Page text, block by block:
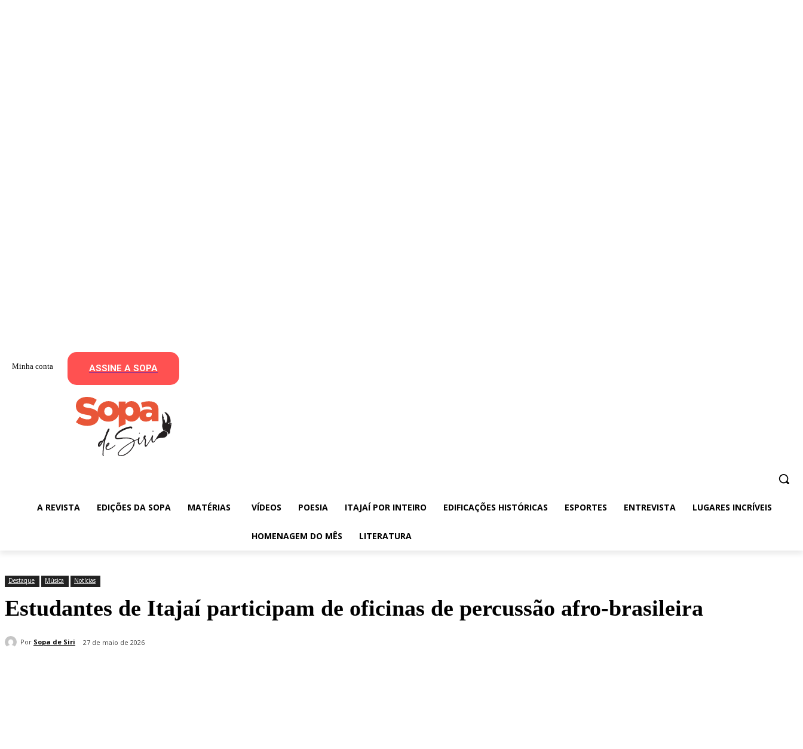
Minha conta ASSINE A SOPA
A REVISTA EDIÇÕES DA SOPA MATÉRIAS VÍDEOS POESIA ITAJAÍ POR INTEIRO EDIFICAÇÕES HISTÓRICAS ESPORTES ENTREVISTA LUGARES INCRÍVEIS
HOMENAGEM DO MÊS LITERATURA
Destaque Música Notícias
Estudantes de Itajaí participam de oficinas de percussão afro-brasileira
Por Sopa de Siri 27 de maio de 2026